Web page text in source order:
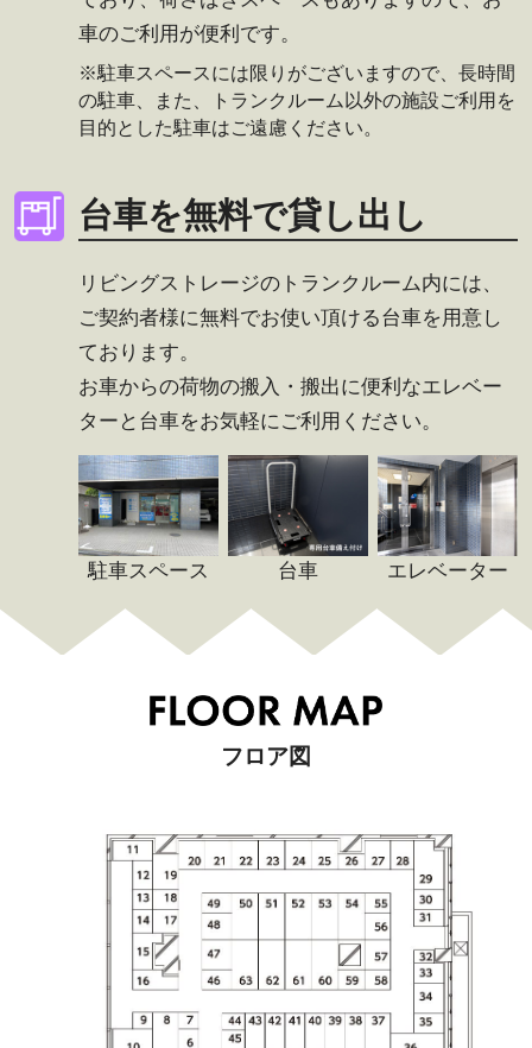
車のご利用が便利です。
※駐車スペースには限りがございますので、長時間
の駐車、また、トランクルーム以外の施設ご利用を
目的とした駐車はご遠慮ください。
台車を無料で貸し出し
リビングストレージのトランクルーム内には、
ご契約者様に無料でお使い頂ける台車を用意し
ております。
お車からの荷物の搬入・搬出に便利なエレベー
ターと台車をお気軽にご利用ください。
駐車スペース 台車 エレベーター
フロア図